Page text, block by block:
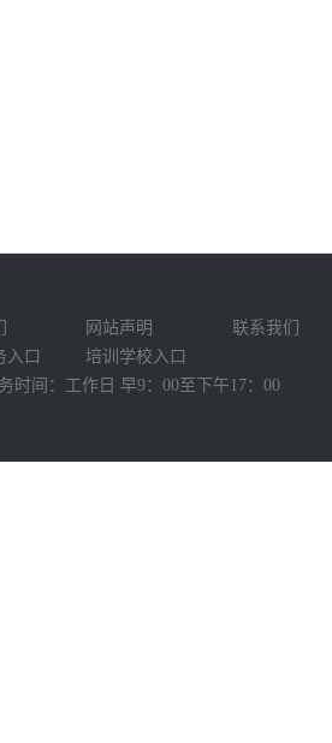
网站声明
联系我们
入口
培训学校入口
时间：工作日 早9：00至下午17：00